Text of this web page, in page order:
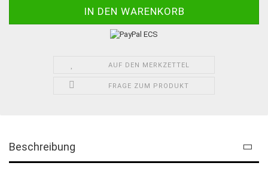
AUF DEN MERKZETTEL
FRAGE ZUM PRODUKT
Beschreibung